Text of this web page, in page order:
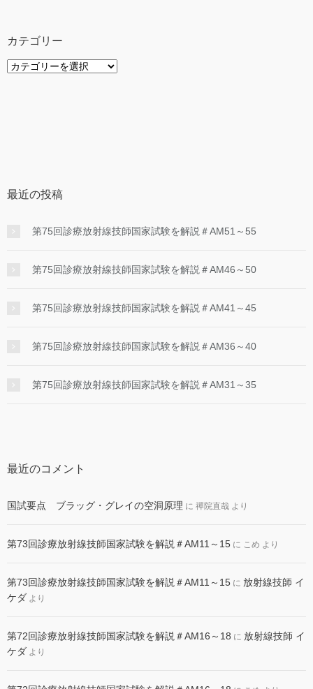
カテゴリー
カ
最近の投稿
第75回診療放射線技師国家試験を解説＃AM51～55
第75回診療放射線技師国家試験を解説＃AM46～50
第75回診療放射線技師国家試験を解説＃AM41～45
第75回診療放射線技師国家試験を解説＃AM36～40
第75回診療放射線技師国家試験を解説＃AM31～35
最近のコメント
国試要点 ブラッグ・グレイの空洞原理 に 禪院直哉 より
第73回診療放射線技師国家試験を解説＃AM11～15 に こめ より
第73回診療放射線技師国家試験を解説＃AM11～15 に 放射線技師 イ
ケダ より
第72回診療放射線技師国家試験を解説＃AM16～18 に 放射線技師 イ
ケダ より